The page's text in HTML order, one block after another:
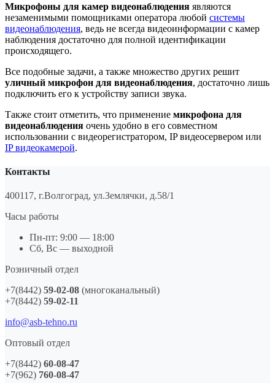
Микрофоны для камер видеонаблюдения являются
незаменимыми помощниками оператора любой системы
видеонаблюдения, ведь не всегда видеоинформации с камер
наблюдения достаточно для полной идентификации
происходящего.
Все подобные задачи, а также множество других решит
уличный микрофон для видеонаблюдения, достаточно лишь
подключить его к устройству записи звука.
Также стоит отметить, что применение микрофона для
видеонаблюдения очень удобно в его совместном
использовании с видеорегистратором, IP видеосервером или
IP видеокамерой.
Контакты
400117, г.Волгоград, ул.Землячки, д.58/1
Часы работы
Пн-пт: 9:00 — 18:00
Сб, Вс — выходной
Розничный отдел
+7(8442) 59-02-08 (многоканальный)
+7(8442) 59-02-11
info@asb-tehno.ru
Оптовый отдел
+7(8442) 60-08-47
+7(962) 760-08-47